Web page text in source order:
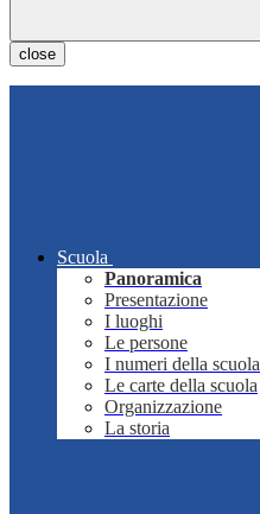
close
Scuola
Panoramica
Presentazione
I luoghi
Le persone
I numeri della scuola
Le carte della scuola
Organizzazione
La storia